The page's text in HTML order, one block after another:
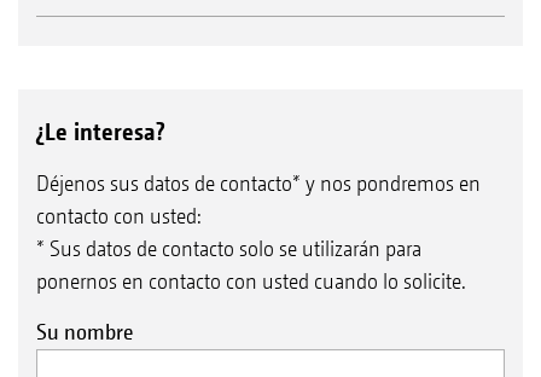
¿Le interesa?
Déjenos sus datos de contacto* y nos pondremos en
contacto con usted:
* Sus datos de contacto solo se utilizarán para
ponernos en contacto con usted cuando lo solicite.
Su nombre